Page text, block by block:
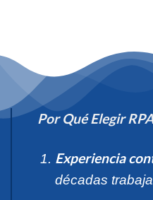
Por Qué Elegir
Experiencia
décadas